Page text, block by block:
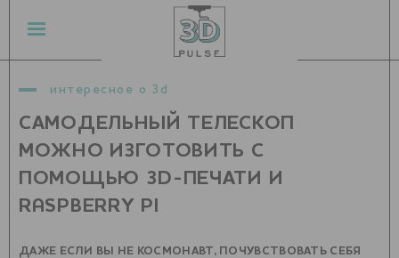
интересное о 3d
САМОДЕЛЬНЫЙ ТЕЛЕСКОП
МОЖНО ИЗГОТОВИТЬ С
ПОМОЩЬЮ 3D-ПЕЧАТИ И
RASPBERRY PI
ДАЖЕ ЕСЛИ ВЫ НЕ КОСМОНАВТ, ПОЧУВСТВОВАТЬ СЕБЯ